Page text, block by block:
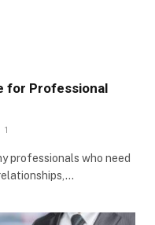
for Professional
1
professionals who need